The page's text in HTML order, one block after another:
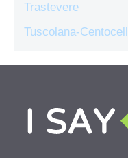
Trastevere
Tuscolana-